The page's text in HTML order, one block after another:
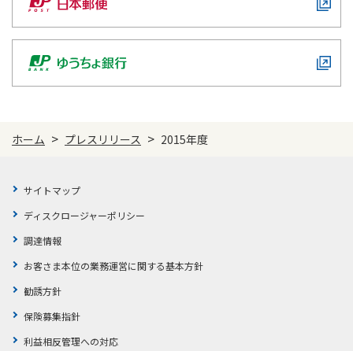
ホーム > プレスリリース > 2015年度
サイトマップ
ディスクロージャーポリシー
調達情報
お客さま本位の業務運営に関する基本方針
勧誘方針
保険募集指針
利益相反管理への対応